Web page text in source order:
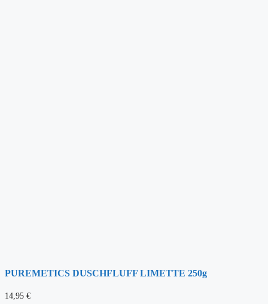
PUREMETICS DUSCHFLUFF LIMETTE 250g
14,95 €